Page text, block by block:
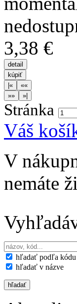
3,38 €
Stránka
Váš
V
nemáte
hľadať podľa kódu
hľadať v názve